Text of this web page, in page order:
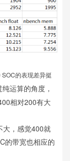
的表现差异挺
运算的角度，
相对200有大
大，感觉400就
的带宽也相应的